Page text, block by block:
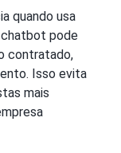
quando usa
chatbot pode
contratado,
Isso evita
mais